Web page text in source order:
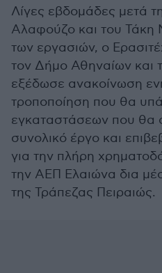
Λίγες εβδομάδες μετά
Αλαφούζο και του
των εργασιών, ο
τον Δήμο Αθηναίων και
εξέδωσε ανακοίνωση
τροποποίηση που θα
εγκαταστάσεων που θα
συνολικό έργο και
για την πλήρη
την ΑΕΠ Ελαιώνα δια
της Τράπεζας Πειραιώς.